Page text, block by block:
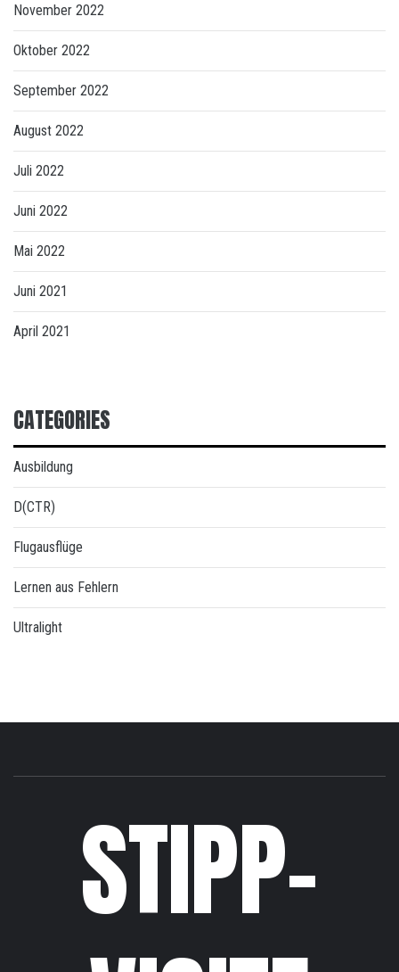
November 2022
Oktober 2022
September 2022
August 2022
Juli 2022
Juni 2022
Mai 2022
Juni 2021
April 2021
CATEGORIES
Ausbildung
D(CTR)
Flugausflüge
Lernen aus Fehlern
Ultralight
STIPP-